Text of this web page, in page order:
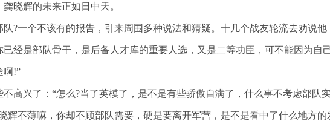
晓辉的未来正如日中天。
队?一个不该有的报告，引来周围多种说法和猜疑。十几个战友轮流去劝说他
经是部队骨干，是后备人才库的重要人选，又是二等功臣，可不能因为自
啊!”
高兴了：“怎么?当了英模了，是不是有些骄傲自满了，什么事不考虑部队
辉不薄嘛，你却不顾部队需要，硬是要离开军营，是不是看中了什么地方的